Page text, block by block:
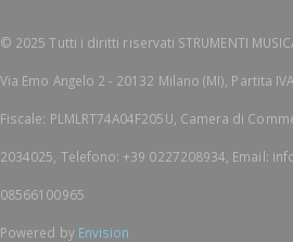
© 2025 Tutti i diritti riservati STRUMENTI
Via Emo Angelo 2 - 20132 Milano (MI), Partita
Fiscale: PLMLRT74A04F205U, Camera di
2034025, Telefono: +39 0227208934, Email:
08566100965
Powered by Envision